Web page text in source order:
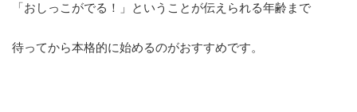
「おしっこがでる！」ということが伝えられる年齢まで
待ってから本格的に始めるのがおすすめです。